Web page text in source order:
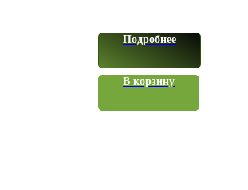
Подробнее
В корзину